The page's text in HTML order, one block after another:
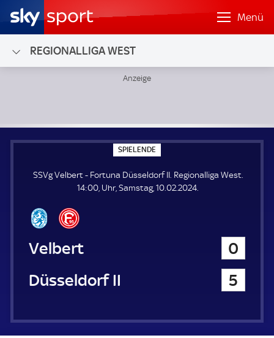
Menü
REGIONALLIGA WEST
SPIELENDE
P
E
L
E
SSVg Velbert - Fortuna Düsseldorf II. Regionalliga West.
14:00, Uhr, Samstag, 10.02.2024.
SSVg Velbert
0
Fortuna Düsseldorf II
5